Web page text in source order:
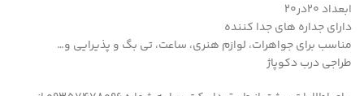
ابعداد ۲۰در۲۰
دارای جداره های جدا کننده
مناسب برای جواهرات، لوازم هنری، ساعت، تی بگ و پذیرایی و…
طراجی درب دکوپاژ